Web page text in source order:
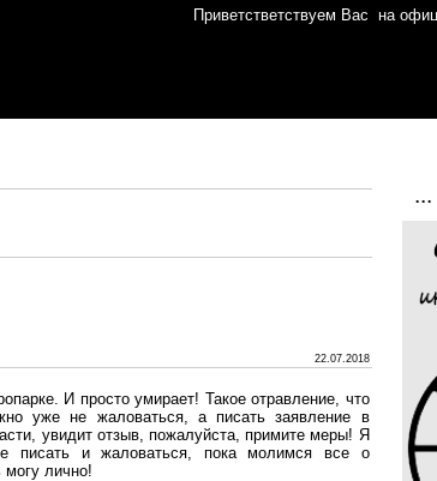
Приветстветствуем Вас на
22.07.2018
И просто умирает! Такое отравление, что
уже не жаловаться, а писать заявление в
увидит отзыв, пожалуйста, примите меры! Я
писать и жаловаться, пока молимся все о
могу лично!
...